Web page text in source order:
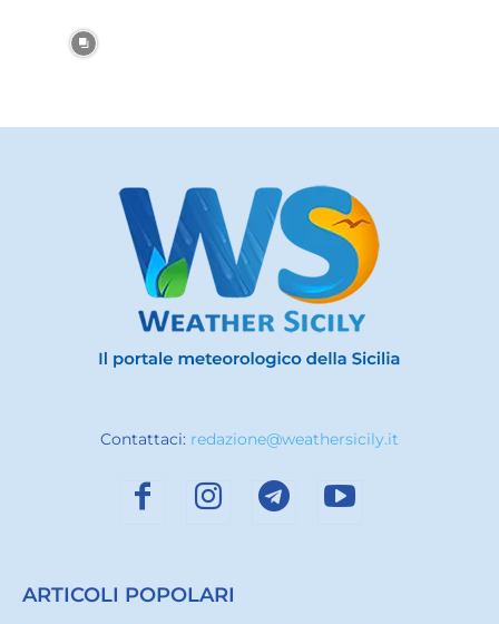
Contattaci: redazione@weathersicily.it
ARTICOLI POPOLARI